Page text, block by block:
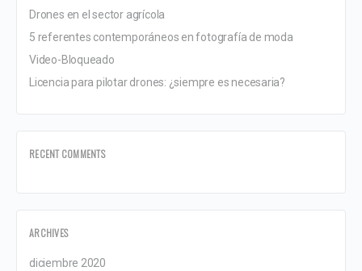
Drones en el sector agrícola
5 referentes contemporáneos en fotografía de moda
Video-Bloqueado
Licencia para pilotar drones: ¿siempre es necesaria?
RECENT COMMENTS
ARCHIVES
diciembre 2020